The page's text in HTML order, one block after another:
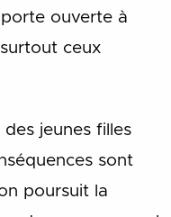
ouverte à
ceux
jeunes filles
sont
poursuit la